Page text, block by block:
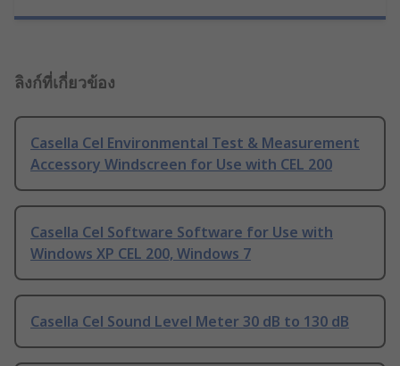
ลิงก์ที่เกี่ยวข้อง
Casella Cel Environmental Test & Measurement
Accessory Windscreen for Use with CEL 200
Casella Cel Software Software for Use with
Windows XP CEL 200, Windows 7
Casella Cel Sound Level Meter 30 dB to 130 dB